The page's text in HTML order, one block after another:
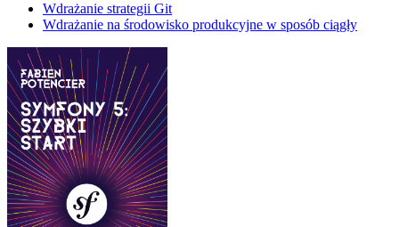
Wdrażanie strategii Git
Wdrażanie na środowisko produkcyjne w sposób ciągły